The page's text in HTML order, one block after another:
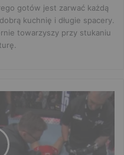
gotów jest zarwać każdą
kuchnię i długie spacery.
towarzyszy przy stukaniu